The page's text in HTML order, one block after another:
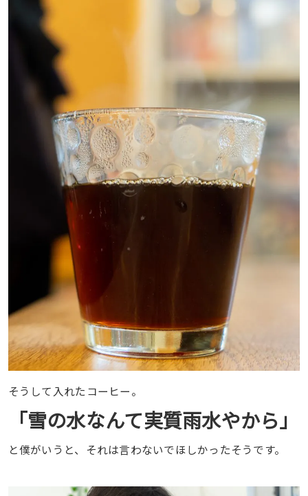
そうして入れたコーヒー。
「雪の水なんて実質雨水やから」
と僕がいうと、それは言わないでほしかったそうです。